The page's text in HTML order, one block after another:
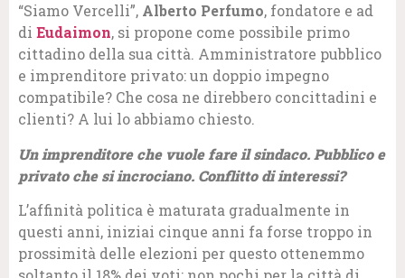
“Siamo Vercelli”, Alberto Perfumo, fondatore e ad
di Eudaimon, si propone come possibile primo
cittadino della sua città. Amministratore pubblico
e imprenditore privato: un doppio impegno
compatibile? Che cosa ne direbbero concittadini e
clienti? A lui lo abbiamo chiesto.
Un imprenditore che vuole fare il sindaco. Pubblico e
privato che si incrociano. Conflitto di interessi?
L’affinità politica è maturata gradualmente in
questi anni, iniziai cinque anni fa forse troppo in
prossimità delle elezioni per questo ottenemmo